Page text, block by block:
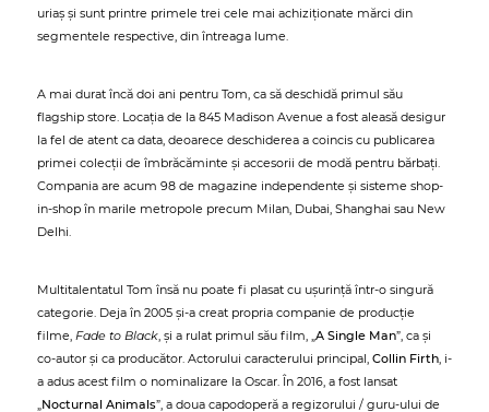
uriaș și sunt printre primele trei cele mai achiziționate mărci din
segmentele respective, din întreaga lume.
A mai durat încă doi ani pentru Tom, ca să deschidă primul său
flagship store. Locația de la 845 Madison Avenue a fost aleasă desigur
la fel de atent ca data, deoarece deschiderea a coincis cu publicarea
primei colecții de îmbrăcăminte și accesorii de modă pentru bărbați.
Compania are acum 98 de magazine independente și sisteme shop-
in-shop în marile metropole precum Milan, Dubai, Shanghai sau New
Delhi.
Multitalentatul Tom însă nu poate fi plasat cu ușurință într-o singură
categorie. Deja în 2005 și-a creat propria companie de producție
filme, Fade to Black, și a rulat primul său film, „A Single Man”, ca și
co-autor și ca producător. Actorului caracterului principal, Collin Firth, i-
a adus acest film o nominalizare la Oscar. În 2016, a fost lansat
„Nocturnal Animals”, a doua capodoperă a regizorului / guru-ului de